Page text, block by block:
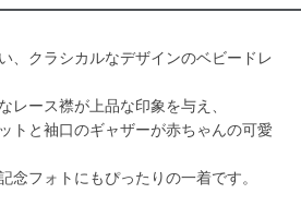
、クラシカルなデザインのベビードレ
レース襟が上品な印象を与え、
トと袖口のギャザーが赤ちゃんの可愛
念フォトにもぴったりの一着です。